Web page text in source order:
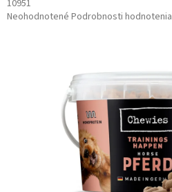
10951
Priemerné
Neohodnotené Podrobnosti hodnotenia